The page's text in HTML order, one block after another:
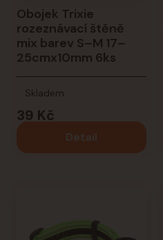
Obojek Trixie
rozeznávací štěně
mix barev S–M 17–
25cmx10mm 6ks
39 Kč
Skladem
Detail